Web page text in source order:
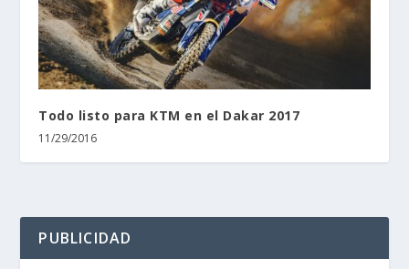
Todo listo para KTM en el Dakar 2017
11/29/2016
PUBLICIDAD